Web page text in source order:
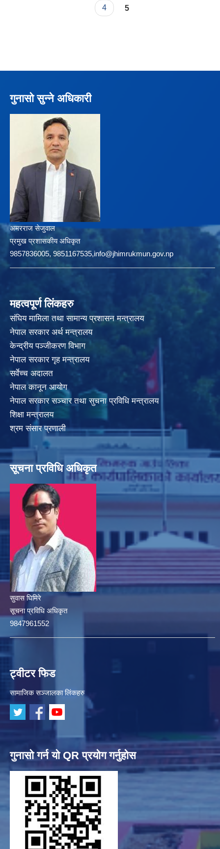
4
5
गुनासो सुन्ने अधिकारी
अमरराज सेजुवाल
प्रमुख प्रशासकीय अधिकृत
9857836005, 9851167535,info@jhimrukmun.gov.np
महत्वपूर्ण लिंकहरु
संघिय मामिला तथा सामान्य प्रशासन मन्त्रालय
नेपाल सरकार अर्थ मन्त्रालय
केन्द्रीय पञ्जीकरण विभाग
नेपाल सरकार गृह मन्त्रालय
सर्वेच्च अदालत
नेपाल कानून आयोग
नेपाल सरकार सञ्चार तथा सुचना प्रविधि मन्त्रालय
शिक्षा मन्त्रालय
श्रम संसार प्रणाली
सूचना प्रविधि अधिकृत
सुवास घिमिरे
सूचना प्रविधि अधिकृत
9847961552
ट्वीटर फिड
सामाजिक सञ्जालका लिंकहरु
गुनासो गर्न यो QR प्रयोग गर्नुहोस